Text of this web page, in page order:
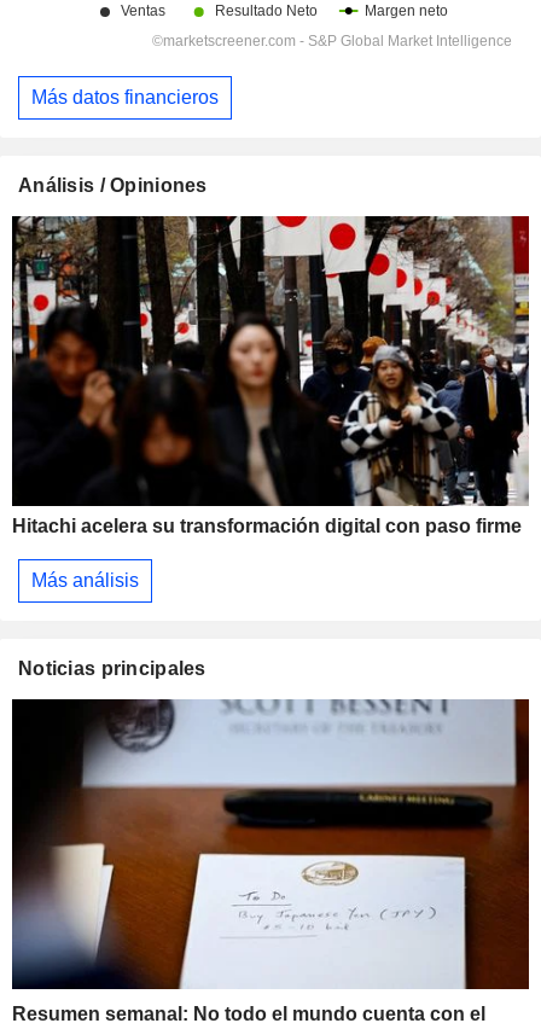
Más datos financieros
Análisis / Opiniones
Hitachi acelera su transformación digital con paso firme
Más análisis
Noticias principales
Resumen semanal: No todo el mundo cuenta con el